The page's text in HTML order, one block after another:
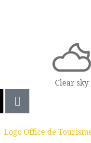
Clear sky